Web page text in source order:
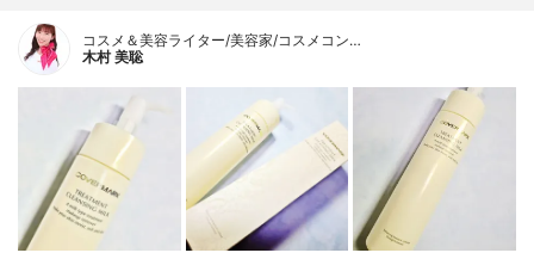
コスメ＆美容ライター/美容家/コスメコン…
木村 美聡